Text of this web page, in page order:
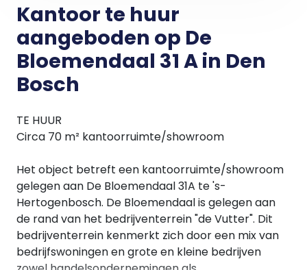
Kantoor te huur
aangeboden op De
Bloemendaal 31 A in Den
Bosch
TE HUUR
Circa 70 m² kantoorruimte/showroom
Het object betreft een kantoorruimte/showroom
gelegen aan De Bloemendaal 31A te 's-
Hertogenbosch. De Bloemendaal is gelegen aan
de rand van het bedrijventerrein "de Vutter". Dit
bedrijventerrein kenmerkt zich door een mix van
bedrijfswoningen en grote en kleine bedrijven